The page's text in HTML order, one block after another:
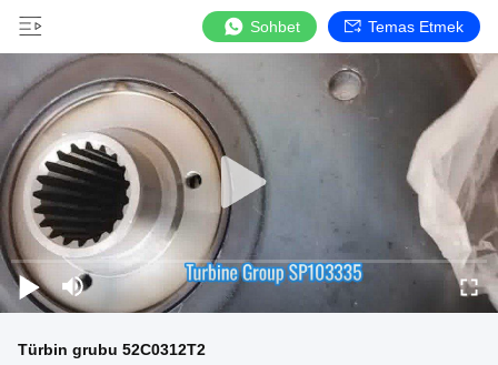
Sohbet Temas Etmek
Türbin grubu 52C0312T2